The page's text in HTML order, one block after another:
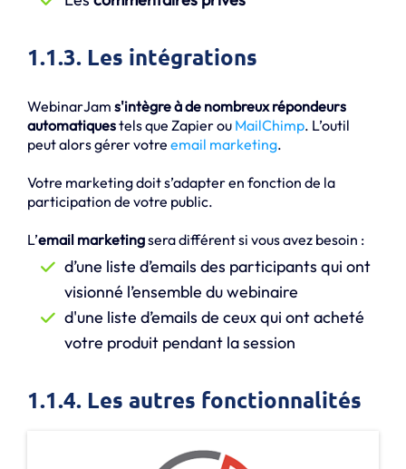
1.1.3. Les intégrations
WebinarJam s'intègre à de nombreux répondeurs
automatiquestels que Zapier ou MailChimp. L’outil
peut alors gérer votre email marketing.
Votre marketing doit s’adapter en fonction de la
participation de votre public.
L’email marketingsera différent si vous avez besoin :
d’une liste d’emails des participants qui ont
visionné l’ensemble du webinaire
d'une liste d’emails de ceux qui ont acheté
votre produit pendant la session
1.1.4. Les autres fonctionnalités